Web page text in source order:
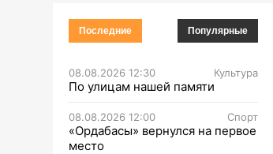
Последние Популярные
08.08.2026 12:30 Культура
По улицам нашей памяти
08.08.2026 12:00 Спорт
«Ордабасы» вернулся на первое
место